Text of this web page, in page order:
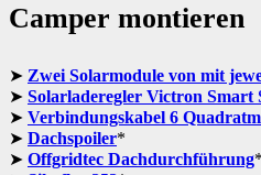
Camper montieren
Zwei Solarmodule von mit
Solarladeregler Victron Smart
Verbindungskabel 6
Dachspoiler*
Offgridtec Dachdurchführung*